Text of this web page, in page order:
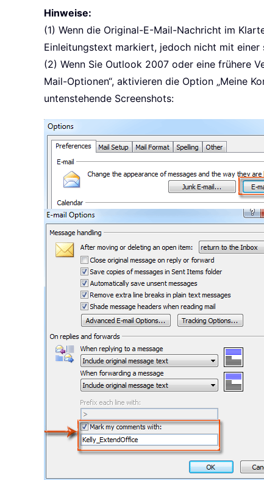
Hinweise:
(1) Wenn die Original-E-Mail-Nachricht im
Einleitungstext markiert, jedoch nicht mit
(2) Wenn Sie Outlook 2007 oder eine frühere
Mail-Optionen“, aktivieren die Option „Meine
untenstehende Screenshots: